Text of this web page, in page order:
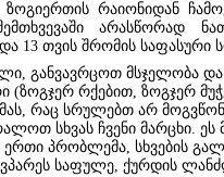
ზოგიერთის რაიონიდან
არასწორად
13 თვის შრომის საფასური
განვავრცოთ მსჯელობა და
(ზოგჯერ რქებით, ზოგჯერ
რაც სრულებთ არ
სხვას ჩვენი მარცხი.
პრობლემა, სხვების
საფულე, ქურდის